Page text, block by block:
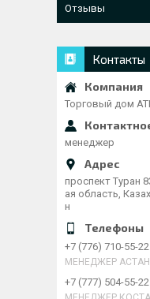
Отзывы
Контакты
Торговый дом
менеджер
проспект Туран
ая область,
н
+7 (776) 710-55-22
МЕНЕДЖЕР
+7 (777) 504-55-22